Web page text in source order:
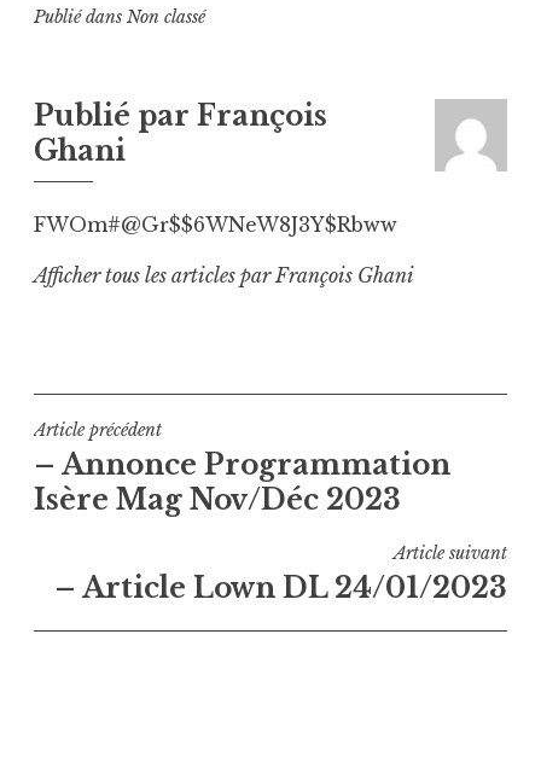
Publié dans Non classé
Publié par François
Ghani
FWOm#@Gr$$6WNeW8J3Y$Rbww
Afficher tous les articles par François Ghani
Navigation
de
l’article
Article précédent
– Annonce Programmation
Isère Mag Nov/Déc 2023
Article suivant
– Article Lown DL 24/01/2023